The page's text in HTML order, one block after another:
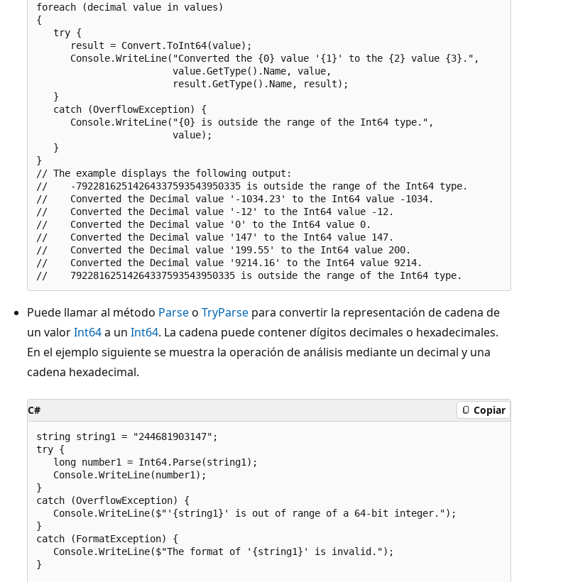
foreach (decimal value in values)
{
   try {
      result = Convert.ToInt64(value);
      Console.WriteLine("Converted the {0} value '{1}' to the {2} value {3}.",
                        value.GetType().Name, value,
                        result.GetType().Name, result);
   }
   catch (OverflowException) {
      Console.WriteLine("{0} is outside the range of the Int64 type.",
                        value);
   }
}
// The example displays the following output:
//    -79228162514264337593543950335 is outside the range of the Int64 type.
//    Converted the Decimal value '-1034.23' to the Int64 value -1034.
//    Converted the Decimal value '-12' to the Int64 value -12.
//    Converted the Decimal value '0' to the Int64 value 0.
//    Converted the Decimal value '147' to the Int64 value 147.
//    Converted the Decimal value '199.55' to the Int64 value 200.
//    Converted the Decimal value '9214.16' to the Int64 value 9214.
Puede llamar al método Parseo TryParse para convertir la representación de cadena de
un valorInt64a un Int64. La cadena puede contener dígitos decimales o hexadecimales.
En el ejemplo siguiente se muestra la operación de análisis mediante un decimal y una
cadena hexadecimal.
C# Copiar
string string1 = "244681903147";
try {
   long number1 = Int64.Parse(string1);
   Console.WriteLine(number1);
}
catch (OverflowException) {
   Console.WriteLine($"'{string1}' is out of range of a 64-bit integer.");
}
catch (FormatException) {
   Console.WriteLine($"The format of '{string1}' is invalid.");
}